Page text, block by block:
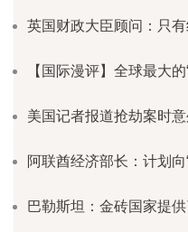
英国财政大臣顾问：只
【国际漫评】全球最大
美国记者报道抢劫案时
阿联酋经济部长：计划向
巴勒斯坦：金砖国家提